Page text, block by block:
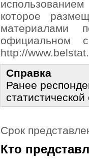
которое
материалами
официальном
http://
Справка
Ранее
Срок
Кто